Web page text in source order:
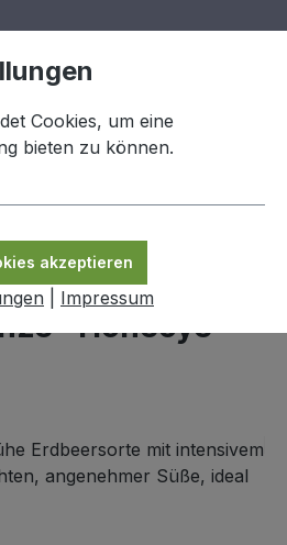
0,00 €
"Honeoye"
Cookies, um eine
bieten zu können.
akzeptieren
Impressum